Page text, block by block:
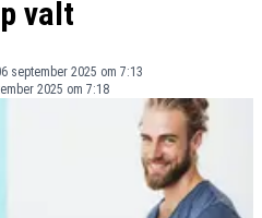
valt
september 2025 om 7:13
2025 om 7:18